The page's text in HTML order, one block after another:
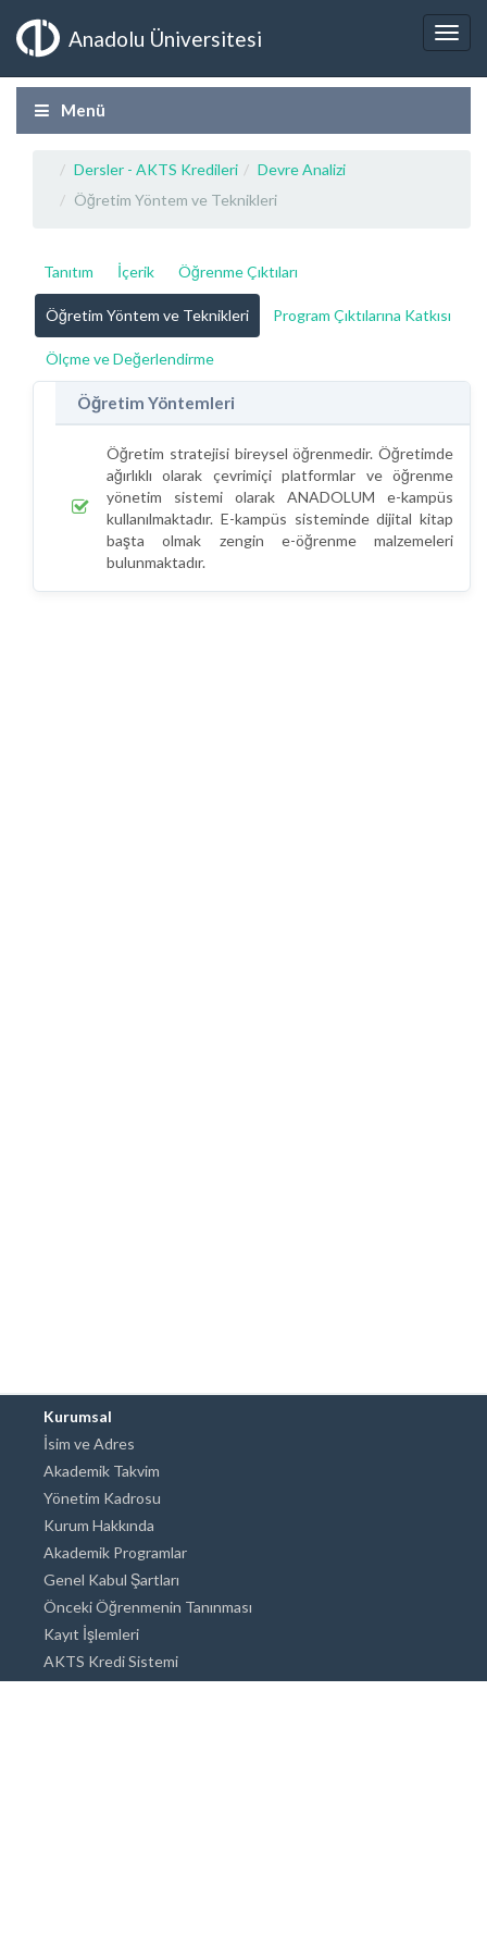
Anadolu Üniversitesi
Menü
Dersler - AKTS Kredileri
Devre Analizi
Öğretim Yöntem ve Teknikleri
Tanıtım İçerik Öğrenme Çıktıları
Öğretim Yöntem ve Teknikleri Program Çıktılarına Katkısı
Ölçme ve Değerlendirme
Öğretim Yöntemleri
Öğretim stratejisi bireysel öğrenmedir. Öğretimde
ağırlıklı olarak çevrimiçi platformlar ve öğrenme
yönetim sistemi olarak ANADOLUM e-kampüs
kullanılmaktadır. E-kampüs sisteminde dijital kitap
başta olmak zengin e-öğrenme malzemeleri
bulunmaktadır.
Kurumsal
İsim ve Adres
Akademik Takvim
Yönetim Kadrosu
Kurum Hakkında
Akademik Programlar
Genel Kabul Şartları
Önceki Öğrenmenin Tanınması
Kayıt İşlemleri
AKTS Kredi Sistemi